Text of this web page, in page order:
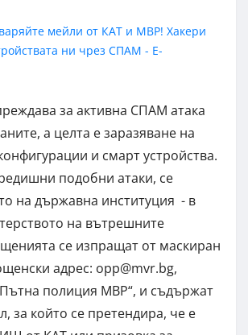
за активна СПАМ атака
а целта е заразяване на
и смарт устройства.
подобни атаки, се
на държавна институция - в
на вътрешните
се изпращат от маскиран
адрес: opp@mvr.bg,
полиция МВР“, и съдържат
за който се претендира, че е